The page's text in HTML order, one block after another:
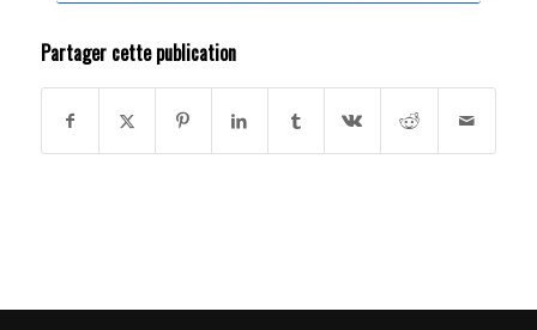
Partager cette publication